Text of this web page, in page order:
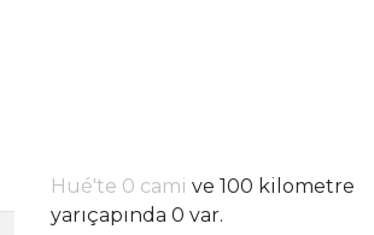
Hué'te 0 cami ve 100 kilometre
yarıçapında 0 var.